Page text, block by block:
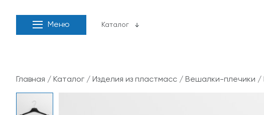
Меню Каталог
Главная / Каталог / Изделия из пластмасс / Вешалки-плечики /